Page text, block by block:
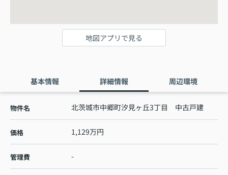
地図アプリで見る
基本情報 詳細情報 周辺環境
物件名 北茨城市中郷町汐見ヶ丘3丁目 中古戸建
価格 1,129万円
管理費 -